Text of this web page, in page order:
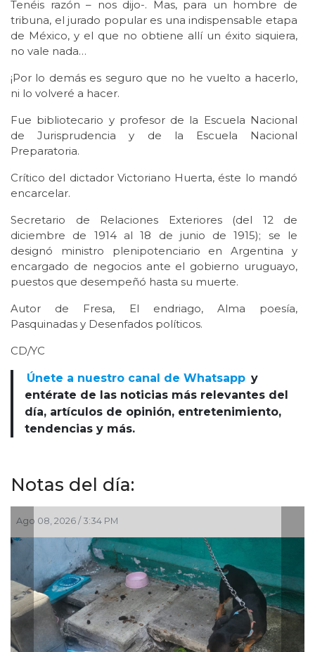
Tenéis razón – nos dijo-. Mas, para un hombre de
tribuna, el jurado popular es una indispensable etapa
de México, y el que no obtiene allí un éxito siquiera,
no vale nada…
¡Por lo demás es seguro que no he vuelto a hacerlo,
ni lo volveré a hacer.
Fue bibliotecario y profesor de la Escuela Nacional
de Jurisprudencia y de la Escuela Nacional
Preparatoria.
Crítico del dictador Victoriano Huerta, éste lo mandó
encarcelar.
Secretario de Relaciones Exteriores (del 12 de
diciembre de 1914 al 18 de junio de 1915); se le
designó ministro plenipotenciario en Argentina y
encargado de negocios ante el gobierno uruguayo,
puestos que desempeñó hasta su muerte.
Autor de Fresa, El endriago, Alma poesía,
Pasquinadas y Desenfados políticos.
CD/YC
Únete a nuestro canal de Whatsapp y
entérate de las noticias más relevantes del
día, artículos de opinión, entretenimiento,
tendencias y más.
Notas del día:
Ago 08, 2026 / 2:28 PM